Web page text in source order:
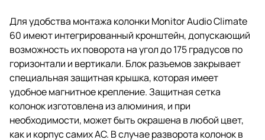
Для удобства монтажа колонки Monitor Audio Climate
60 имеют интегрированный кронштейн, допускающий
возможность их поворота на угол до 175 градусов по
горизонтали и вертикали. Блок разъемов закрывает
специальная защитная крышка, которая имеет
удобное магнитное крепление. Защитная сетка
колонок изготовлена из алюминия, и при
необходимости, может быть окрашена в любой цвет,
как и корпус самих АС. В случае разворота колонок в